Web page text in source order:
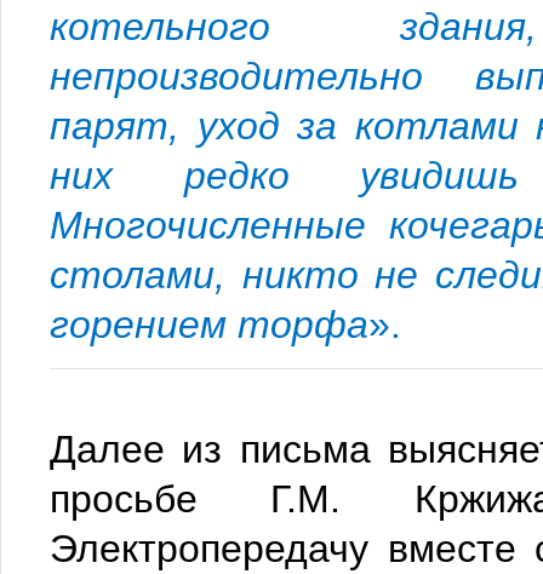
котельного
непроизводительно
парят, уход за
них редко увидишь
Многочисленные
столами, никто не
горением торфа».
Далее из письма
просьбе Г.М.
Электропередачу